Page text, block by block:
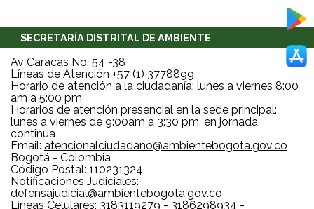
SECRETARÍA DISTRITAL DE AMBIENTE
Av Caracas No. 54 -38
Líneas de Atención +57 (1) 3778899
Horario de atención a la ciudadanía: lunes a viernes 8:00
am a 5:00 pm
Horarios de atención presencial en la sede principal:
lunes a viernes de 9:00am a 3:30 pm, en jornada
continua
Email: atencionalciudadano@ambientebogota.gov.co
Bogotá - Colombia
Código Postal: 110231324
Notificaciones Judiciales:
defensajudicial@ambientebogota.gov.co
Líneas Celulares: 3183119279 - 3186298934 -